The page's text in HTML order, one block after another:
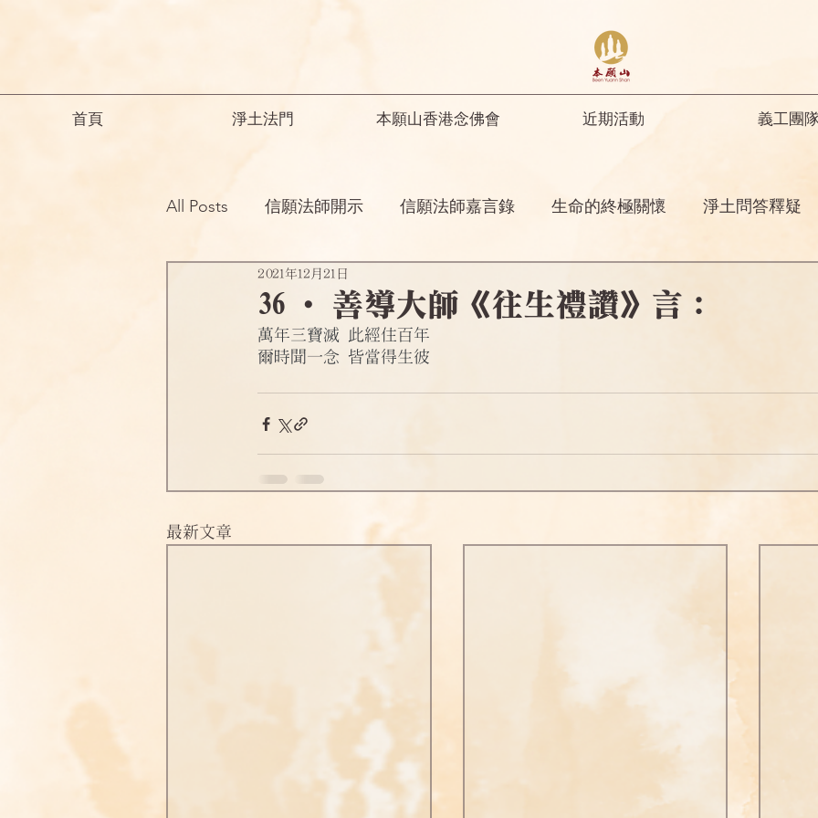
首頁 淨土法門 本願山香港念佛會 近期活動 義工團
All Posts 信願法師開示 信願法師嘉言錄 生命的終極關懷 淨土問答釋疑
祖師開示 諸師勸勉助念開示
念佛之勝妙 一般故事 菩薩開示
淨土偈頌法語
36 ·善導大師《往生禮讚》言：
2021年12月21日
萬年三寶滅 此經住百年
爾時聞一念 皆當得生彼
最新文章